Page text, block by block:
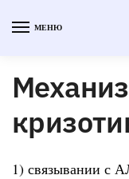
МЕНЮ
1) связывании с